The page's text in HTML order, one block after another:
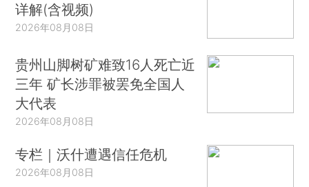
详解(含视频)
2026年08月08日
贵州山脚树矿难致16人死亡近
三年 矿长涉罪被罢免全国人
大代表
2026年08月08日
专栏｜沃什遭遇信任危机
2026年08月08日